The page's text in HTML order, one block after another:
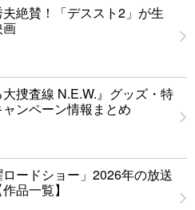
絶賛！「デススト2」が生
画
大捜査線 N.E.W.』グッズ・特
ンペーン情報まとめ
ロードショー」2026年の放送
品一覧】